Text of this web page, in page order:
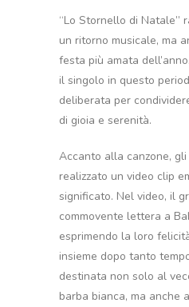
“Lo Stornello di Natale”
un ritorno musicale, ma
festa più amata
il singolo in questo
deliberata per
di gioia e serenità.
Accanto alla canzone,
realizzato un video clip
significato. Nel video, il
commovente lettera a
esprimendo la loro
insieme dopo tanto
destinata non solo al
barba bianca, ma anche